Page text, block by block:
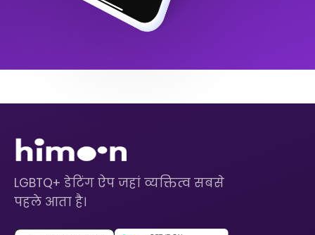
LGBTQ+ डेटिंग ऐप जहां व्यक्तित्व सबसे
पहले आता है।